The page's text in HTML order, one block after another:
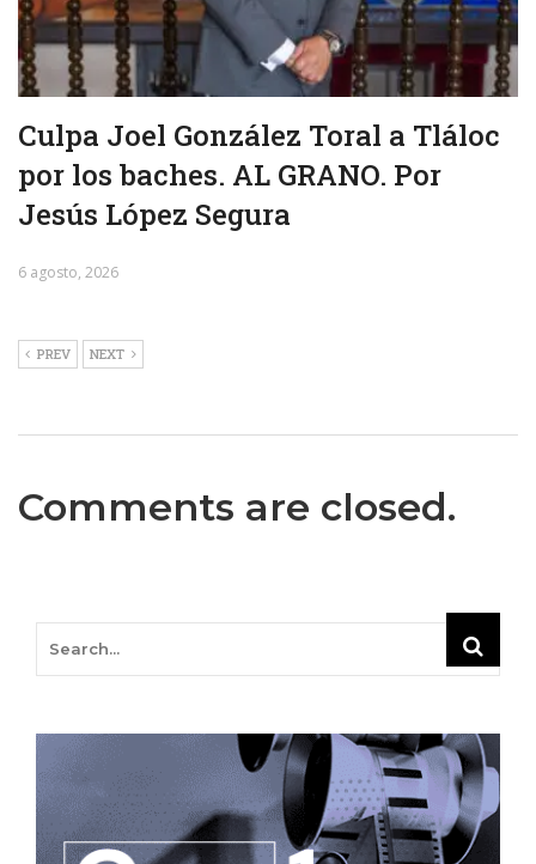
Culpa Joel González Toral a Tláloc
por los baches. AL GRANO. Por
Jesús López Segura
6 agosto, 2026
PREV NEXT
Comments are closed.